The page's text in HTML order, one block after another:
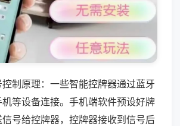
制原理：一些智能控牌器通过蓝牙
等设备连接。手机端软件预设好牌
号给控牌器，控牌器接收到信号后